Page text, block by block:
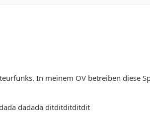
In meinem OV betreiben diese
dadada ditditditditdit